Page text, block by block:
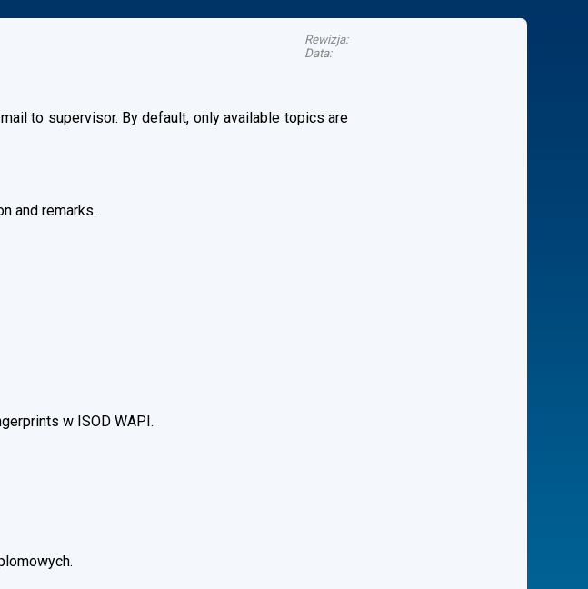
Rewizja:
Data:
to supervisor. By default, only available topics are
and remarks.
w ISOD WAPI.